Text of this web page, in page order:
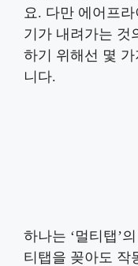
요. 다만 에어프
기가 내려가는 것
하기 위해선 몇
니다.
하나는 ‘멀티탭’
티탭을 꽂아도 작